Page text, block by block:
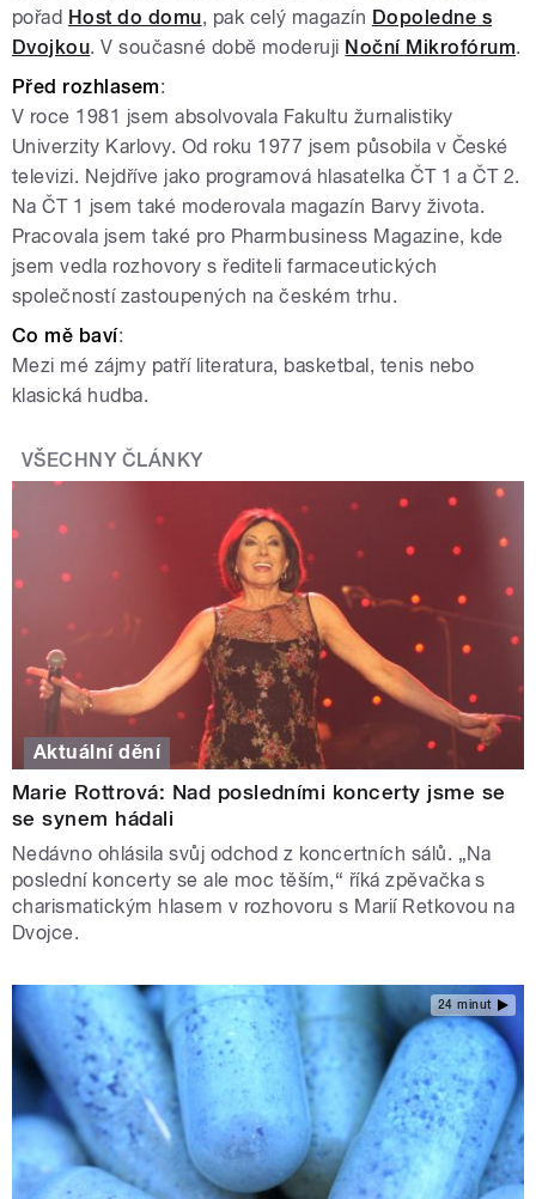
pořad Host do domu, pak celý magazín Dopoledne s
Dvojkou. V současné době moderuji Noční Mikrofórum.
Před rozhlasem:
V roce 1981 jsem absolvovala Fakultu žurnalistiky
Univerzity Karlovy. Od roku 1977 jsem působila v České
televizi. Nejdříve jako programová hlasatelka ČT 1 a ČT 2.
Na ČT 1 jsem také moderovala magazín Barvy života.
Pracovala jsem také pro Pharmbusiness Magazine, kde
jsem vedla rozhovory s řediteli farmaceutických
společností zastoupených na českém trhu.
Co mě baví:
Mezi mé zájmy patří literatura, basketbal, tenis nebo
klasická hudba.
VŠECHNY ČLÁNKY
Aktuální dění
Marie Rottrová: Nad posledními koncerty jsme se
se synem hádali
Nedávno ohlásila svůj odchod z koncertních sálů. „Na
poslední koncerty se ale moc těším,“ říká zpěvačka s
charismatickým hlasem v rozhovoru s Marií Retkovou na
Dvojce.
24 minut